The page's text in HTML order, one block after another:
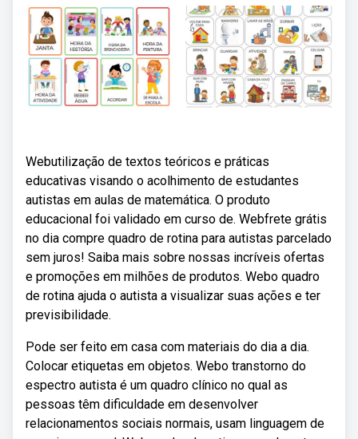
Webutilização de textos teóricos e práticas
educativas visando o acolhimento de estudantes
autistas em aulas de matemática. O produto
educacional foi validado em curso de. Webfrete grátis
no dia compre quadro de rotina para autistas parcelado
sem juros! Saiba mais sobre nossas incríveis ofertas
e promoções em milhões de produtos. Webo quadro
de rotina ajuda o autista a visualizar suas ações e ter
previsibilidade.
Pode ser feito em casa com materiais do dia a dia.
Colocar etiquetas em objetos. Webo transtorno do
espectro autista é um quadro clínico no qual as
pessoas têm dificuldade em desenvolver
relacionamentos sociais normais, usam linguagem de